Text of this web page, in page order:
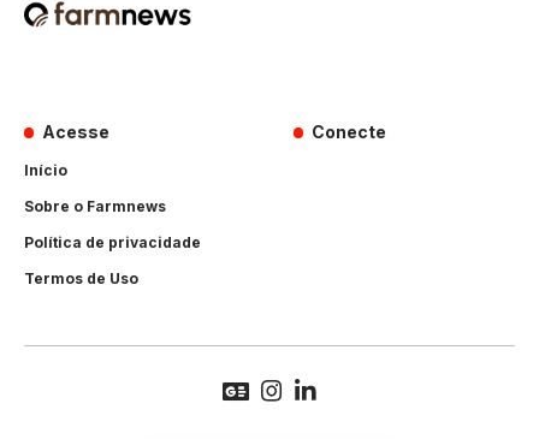
Acesse
Início
Sobre o Farmnews
Política de privacidade
Termos de Uso
Conecte